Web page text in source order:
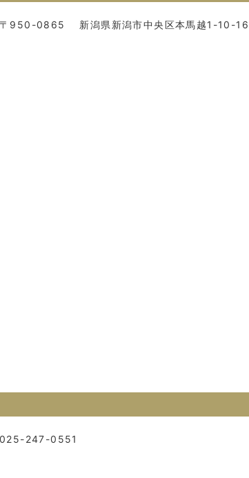
〒950-0865 新潟県新潟市中央区本馬越1-10-16
025-247-0551